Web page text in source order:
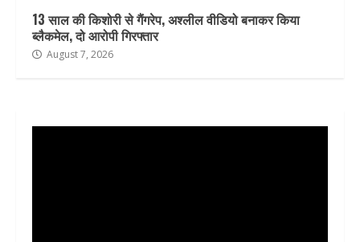
13 साल की किशोरी से गैंगरेप, अश्लील वीडियो बनाकर किया
ब्लैकमेल, दो आरोपी गिरफ्तार
August 7, 2026